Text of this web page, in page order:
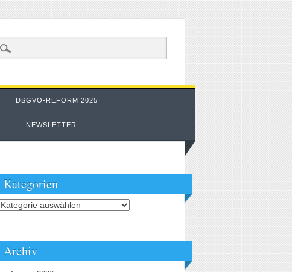
DSGVO-REFORM 2025
NEWSLETTER
Kategorien
Kategorien
Archiv